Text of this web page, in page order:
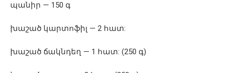
պանիր — 150 գ
խաշած կարտոֆիլ — 2 հատ:
խաշած ճակնդեղ — 1 հատ: (250 գ)